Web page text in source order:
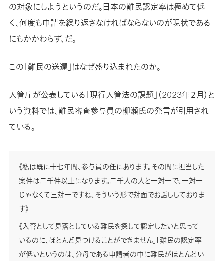
の対象にしようというのだ。日本の難民認定率は極めて低
く、何度も申請を繰り返さなければならないのが現状である
にもかかわらず、だ。
この「難民の送還」はなぜ盛り込まれたのか。
入管庁が公表している「現行入管法の課題」（2023年２月）と
いう資料では、難民審査参与員の柳瀬氏の発言が引用され
ている。
《私は既に十七年間、参与員の任にあります。その間に担当した
案件は二千件以上になります。二千人の人と一対一で、一対一
じゃなくて三対一ですね、そういう形で対面でお話ししておりま
す》
《入管として見落としている難民を探して認定したいと思って
いるのに、ほとんど見つけることができません」「難民の認定率
が低いというのは、分母である申請者の中に難民がほとんどい